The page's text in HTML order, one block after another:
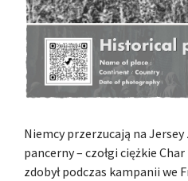
Niemcy przerzucają na
pancerny – czołgi ciężkie
zdobył podczas kampanii we